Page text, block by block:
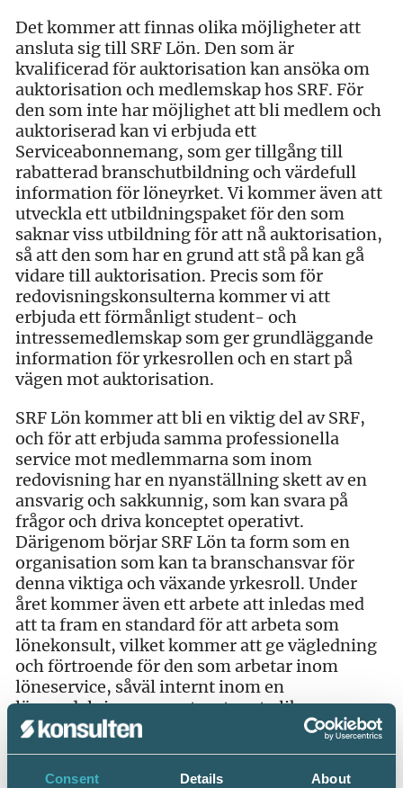
Consent Details About
Det kommer att finnas olika möjligheter att
ansluta sig till SRF Lön. Den som är
kvalificerad för auktorisation kan ansöka om
auktorisation och medlemskap hos SRF. För
den som inte har möjlighet att bli medlem och
auktoriserad kan vi erbjuda ett
Serviceabonnemang, som ger tillgång till
rabatterad branschutbildning och värdefull
information för löneyrket. Vi kommer även att
utveckla ett utbildningspaket för den som
saknar viss utbildning för att nå auktorisation,
så att den som har en grund att stå på kan gå
vidare till auktorisation. Precis som för
redovisningskonsulterna kommer vi att
erbjuda ett förmånligt student- och
intressemedlemskap som ger grundläggande
information för yrkesrollen och en start på
vägen mot auktorisation.
SRF Lön kommer att bli en viktig del av SRF,
och för att erbjuda samma professionella
service mot medlemmarna som inom
redovisning har en nyanställning skett av en
ansvarig och sakkunnig, som kan svara på
frågor och driva konceptet operativt.
Därigenom börjar SRF Lön ta form som en
organisation som kan ta branschansvar för
denna viktiga och växande yrkesroll. Under
året kommer även ett arbete att inledas med
att ta fram en standard för att arbeta som
lönekonsult, vilket kommer att ge vägledning
och förtroende för den som arbetar inom
löneservice, såväl internt inom en
löneavdelning som externt mot olika
kundföretag.